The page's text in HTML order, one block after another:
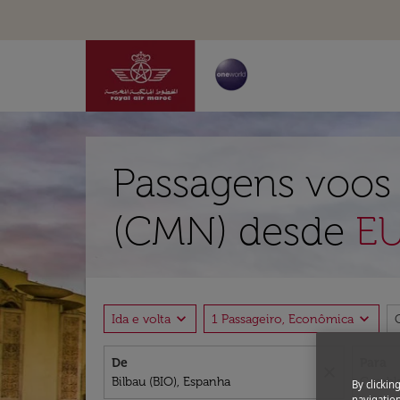
Passagens
(CMN) desde
Ida e volta expand_more 1 Passageiro, Econômica expand_more
De
By